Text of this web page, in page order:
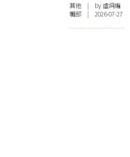
其他 | by 虛詞編
輯部 | 2026-07-27